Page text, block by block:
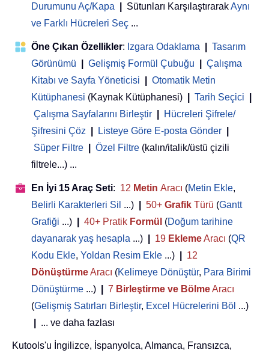
Durumunu Aç/Kapa
Sütunları KarşılaştırarakAynı
ve Farklı Hücreleri Seç ...
Öne Çıkan Özellikler: Izgara Odaklama
Tasarım
Görünümü
Gelişmiş Formül Çubuğu
Çalışma
Kitabı ve Sayfa Yöneticisi
Otomatik Metin
Kütüphanesi (Kaynak Kütüphanesi) Tarih Seçici
Çalışma Sayfalarını Birleştir
Hücreleri Şifrele/
Şifresini Çöz
Listeye Göre E-posta Gönder
Süper Filtre
Özel Filtre (kalın/italik/üstü çizili
filtrele...) ...
En İyi 15 Araç Seti: 12 Metin Aracı (Metin Ekle,
Belirli Karakterleri Sil ...) 50+ Grafik Türü (Gantt
Grafiği ...) 40+ Pratik Formül (Doğum tarihine
dayanarak yaş hesapla ...) 19 EklemeAracı (QR
Kodu Ekle, Yoldan Resim Ekle ...)
12
DönüştürmeAracı (Kelimeye Dönüştür, Para Birimi
Dönüştürme ...) 7 Birleştirme ve BölmeAracı
(Gelişmiş Satırları Birleştir, Excel Hücrelerini Böl ...)
... ve daha fazlası
Kutools'u İngilizce, İspanyolca, Almanca, Fransızca,